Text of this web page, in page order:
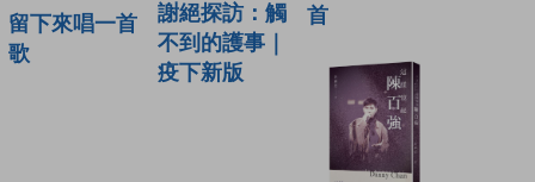
留下來唱一首
歌
謝絕探訪：觸
不到的護事｜
疫下新版
首